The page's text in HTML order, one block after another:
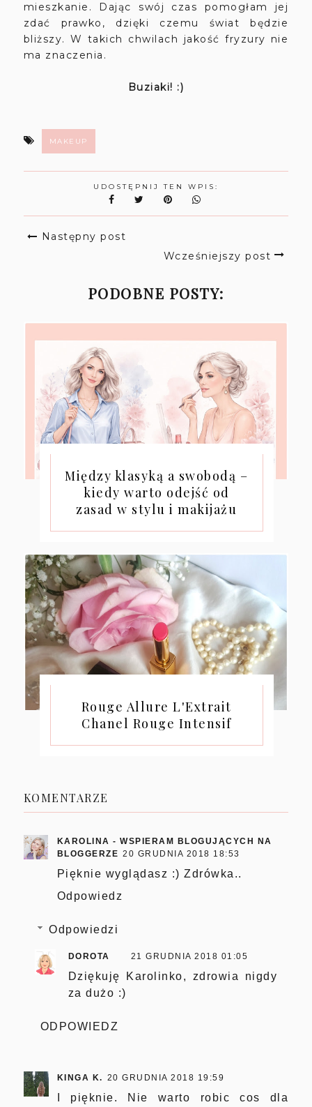
mieszkanie. Dając swój czas pomogłam jej
zdać prawko, dzięki czemu świat będzie
bliższy. W takich chwilach jakość fryzury nie
ma znaczenia.
Buziaki! :)
MAKEUP
UDOSTĘPNIJ TEN WPIS:
Następny post
Wcześniejszy post
PODOBNE POSTY:
Między klasyką a swobodą –
kiedy warto odejść od
zasad w stylu i makijażu
Rouge Allure L'Extrait
Chanel Rouge Intensif
KOMENTARZE
KAROLINA - WSPIERAM BLOGUJĄCYCH NA
BLOGGERZE 20 GRUDNIA 2018 18:53
Pięknie wyglądasz :) Zdrówka..
Odpowiedz
Odpowiedzi
DOROTA 21 GRUDNIA 2018 01:05
Dziękuję Karolinko, zdrowia nigdy
za dużo :)
ODPOWIEDZ
KINGA K. 20 GRUDNIA 2018 19:59
I pięknie. Nie warto robic cos dla